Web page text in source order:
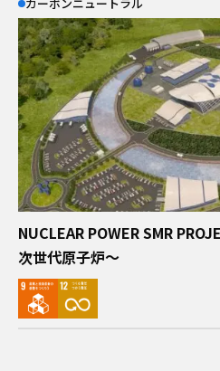
NUCLEAR POWER SMR
次世代原子炉〜